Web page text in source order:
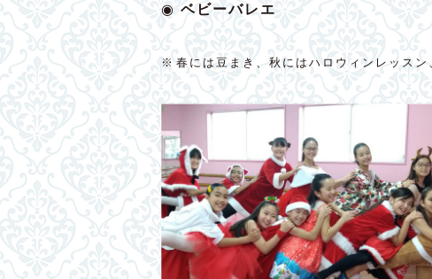
◉ベビーバレエ
※春には豆まき、秋にはハロウィンレッス